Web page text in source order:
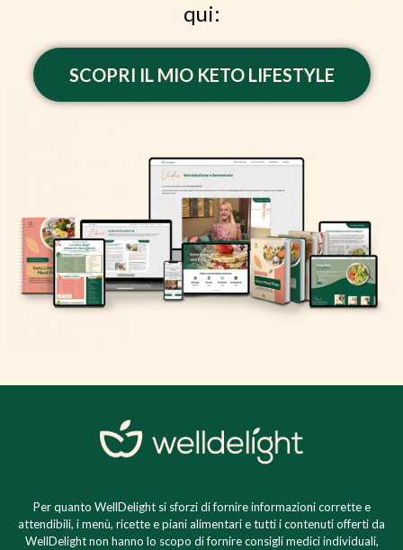
qui:
SCOPRI IL MIO KETO LIFESTYLE
Per quanto WellDelight si sforzi di fornire informazioni corrette e
attendibili, i menù, ricette e piani alimentari e tutti i contenuti offerti da
WellDelight non hanno lo scopo di fornire consigli medici individuali,